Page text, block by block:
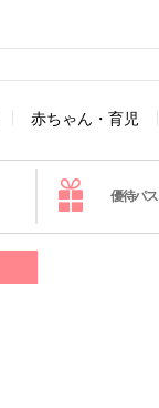
赤ちゃん・育児
優待パス